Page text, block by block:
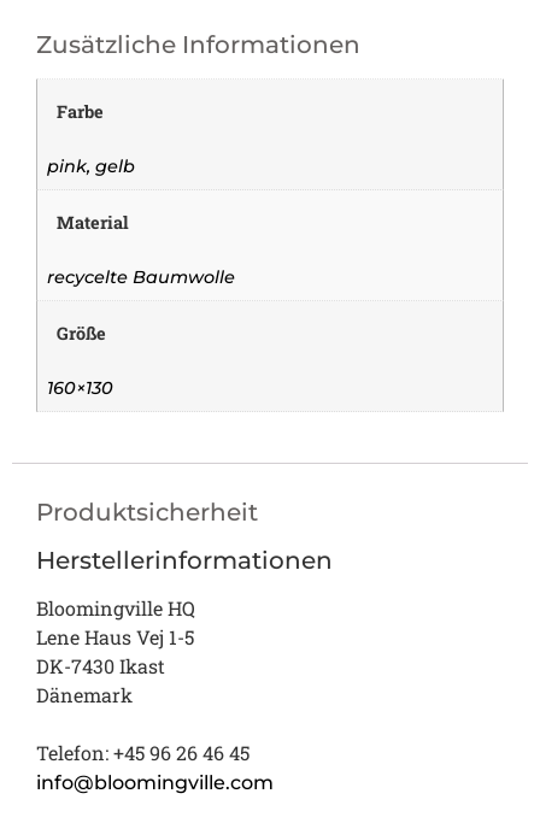
Zusätzliche Informationen
Farbe
pink, gelb
Material
recycelte Baumwolle
Größe
160×130
Produktsicherheit
Herstellerinformationen
Bloomingville HQ
Lene Haus Vej 1-5
DK-7430 Ikast
Dänemark
Telefon: +45 96 26 46 45
info@bloomingville.com